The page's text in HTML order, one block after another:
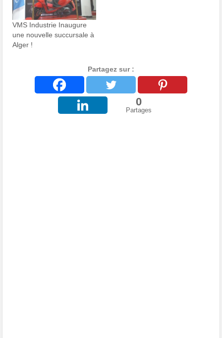
VMS Industrie Inaugure
une nouvelle succursale à
Alger !
Partagez sur :
0
Partages